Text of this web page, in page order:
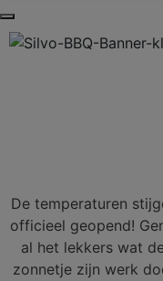
De temperaturen
officieel geopend!
al het lekkers wat
zonnetje zijn werk